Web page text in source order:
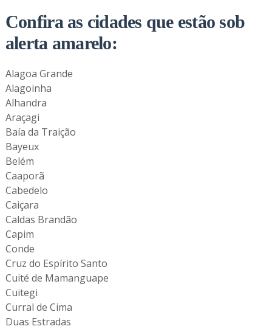
Confira as cidades que estão sob
alerta amarelo:
Alagoa Grande
Alagoinha
Alhandra
Araçagi
Baía da Traição
Bayeux
Belém
Caaporã
Cabedelo
Caiçara
Caldas Brandão
Capim
Conde
Cruz do Espírito Santo
Cuité de Mamanguape
Cuitegi
Curral de Cima
Duas Estradas